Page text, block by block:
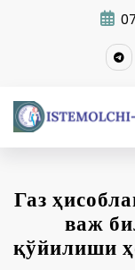
Газ
важ
қўйилиши